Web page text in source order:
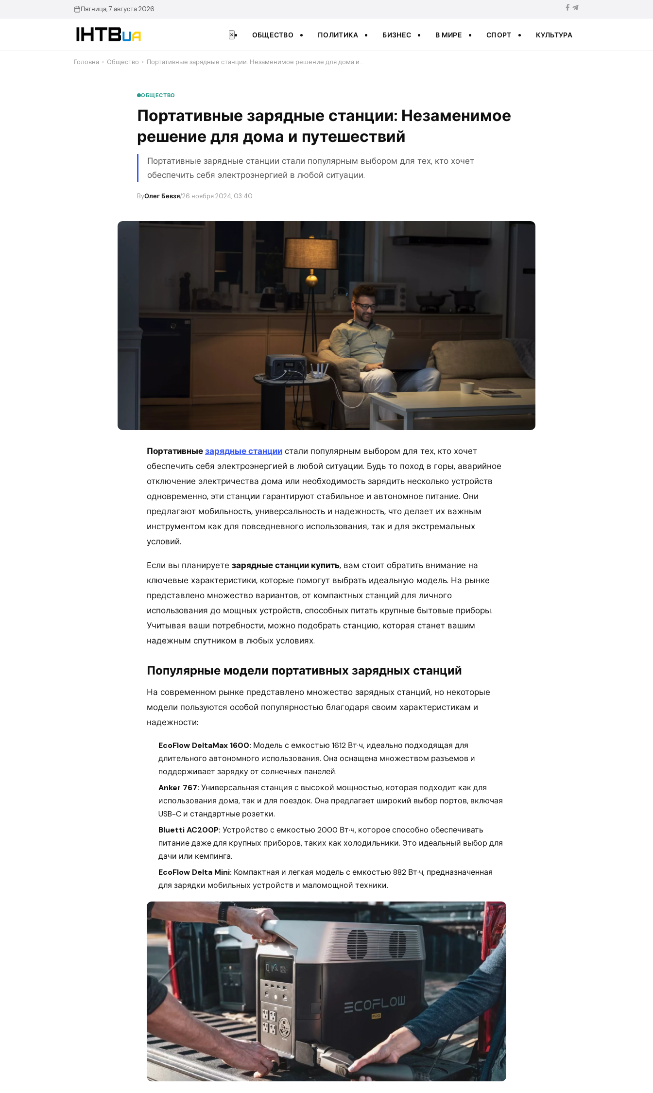
Пятница, 7 августа 2026
× ОБЩЕСТВО ПОЛИТИКА БИЗНЕС В МИРЕ СПОРТ КУЛЬТУРА
Головна › Общество › Портативные зарядные станции: Незаменимое решение для дома и…
ОБЩЕСТВО
Портативные зарядные станции: Незаменимое
решение для дома и путешествий
Портативные зарядные станции стали популярным выбором для тех, кто хочет
обеспечить себя электроэнергией в любой ситуации.
ByОлег Бевзя/26 ноября 2024, 03:40
Портативныезарядные станции стали популярным выбором для тех, кто хочет
обеспечить себя электроэнергией в любой ситуации. Будь то поход в горы, аварийное
отключение электричества дома или необходимость зарядить несколько устройств
одновременно, эти станции гарантируют стабильное и автономное питание. Они
предлагают мобильность, универсальность и надежность, что делает их важным
инструментом как для повседневного использования, так и для экстремальных
условий.
Если вы планируете зарядные станции купить, вам стоит обратить внимание на
ключевые характеристики, которые помогут выбрать идеальную модель. На рынке
представлено множество вариантов, от компактных станций для личного
использования до мощных устройств, способных питать крупные бытовые приборы.
Учитывая ваши потребности, можно подобрать станцию, которая станет вашим
надежным спутником в любых условиях.
Популярные модели портативных зарядных станций
На современном рынке представлено множество зарядных станций, но некоторые
модели пользуются особой популярностью благодаря своим характеристикам и
надежности:
EcoFlow DeltaMax 1600: Модель с емкостью 1612 Вт·ч, идеально подходящая для
длительного автономного использования. Она оснащена множеством разъемов и
поддерживает зарядку от солнечных панелей.
Anker 767: Универсальная станция с высокой мощностью, которая подходит как для
использования дома, так и для поездок. Она предлагает широкий выбор портов, включая
USB-C и стандартные розетки.
Bluetti AC200P: Устройство с емкостью 2000 Вт·ч, которое способно обеспечивать
питание даже для крупных приборов, таких как холодильники. Это идеальный выбор для
дачи или кемпинга.
EcoFlow Delta Mini: Компактная и легкая модель с емкостью 882 Вт·ч, предназначенная
для зарядки мобильных устройств и маломощной техники.